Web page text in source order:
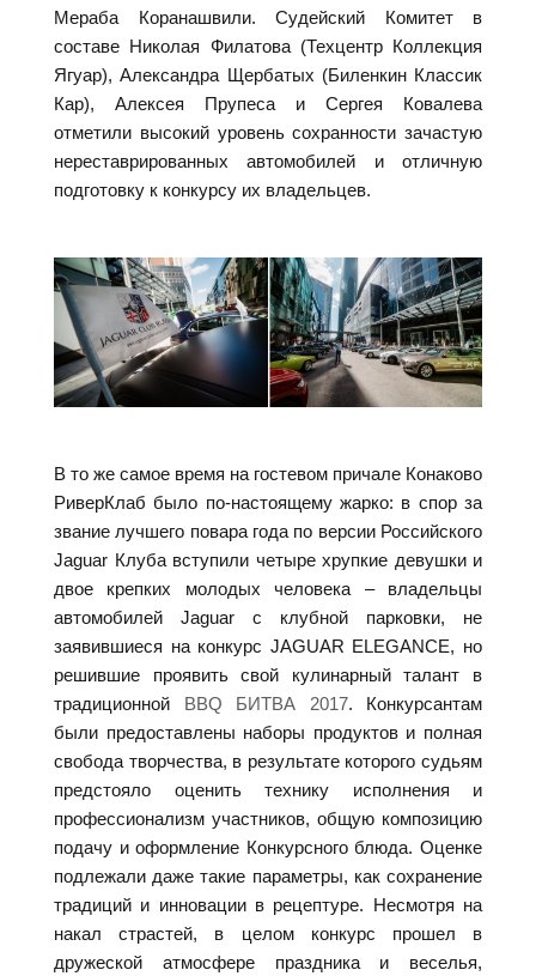
Мераба Коранашвили. Судейский Комитет в
составе Николая Филатова (Техцентр Коллекция
Ягуар), Александра Щербатых (Биленкин Классик
Кар), Алексея Прупеса и Сергея Ковалева
отметили высокий уровень сохранности зачастую
нереставрированных автомобилей и отличную
подготовку к конкурсу их владельцев.
В то же самое время на гостевом причале Конаково
РиверКлаб было по-настоящему жарко: в спор за
звание лучшего повара года по версии Российского
Jaguar Клуба вступили четыре хрупкие девушки и
двое крепких молодых человека – владельцы
автомобилей Jaguar с клубной парковки, не
заявившиеся на конкурс JAGUAR ELEGANCE, но
решившие проявить свой кулинарный талант в
традиционной BBQ БИТВА 2017. Конкурсантам
были предоставлены наборы продуктов и полная
свобода творчества, в результате которого судьям
предстояло оценить технику исполнения и
профессионализм участников, общую композицию
подачу и оформление Конкурсного блюда. Оценке
подлежали даже такие параметры, как сохранение
традиций и инновации в рецептуре. Несмотря на
накал страстей, в целом конкурс прошел в
дружеской атмосфере праздника и веселья,